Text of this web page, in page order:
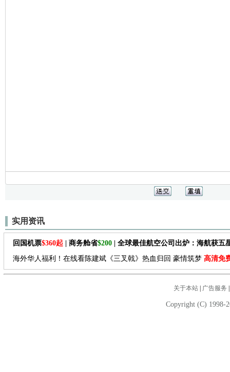
实用资讯
回国机票$360起 | 商务舱省$200 | 全球最佳航空公司出炉：海航获五
海外华人福利！在线看陈建斌《三叉戟》热血归回 豪情筑梦 高清免
关于本站| 广告服务
Copyright (C) 1998-